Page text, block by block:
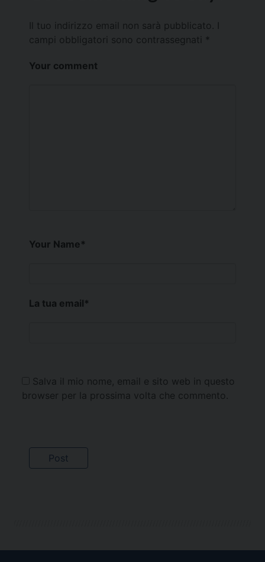
Il tuo indirizzo email non sarà pubblicato.
campi obbligatori sono contrassegnati *
Your comment
Your Name*
La tua email*
Salva il mio nome, email e sito web in questo
browser per la prossima volta che commento.